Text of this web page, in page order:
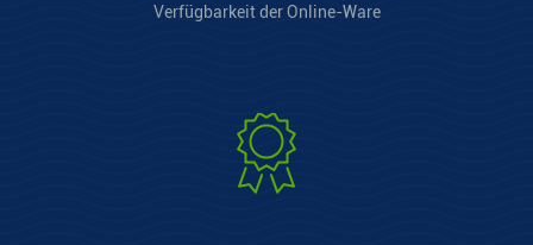
Verfügbarkeit der Online-Ware